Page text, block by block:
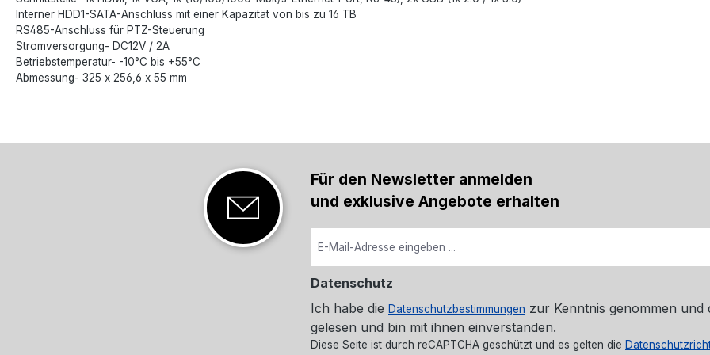
Interner HDD1-SATA-Anschluss mit einer Kapazität von bis zu 16 TB
RS485-Anschluss für PTZ-Steuerung
Stromversorgung- DC12V / 2A
Betriebstemperatur- -10°C bis +55°C
Abmessung- 325 x 256,6 x 55 mm
Für den Newsletter anmelden
und exklusive Angebote erhalten
Datenschutz
Ich habe die Datenschutzbestimmungen zur Kenntnis genommen und
gelesen und bin mit ihnen einverstanden.
Diese Seite ist durch reCAPTCHA geschützt und es gelten die